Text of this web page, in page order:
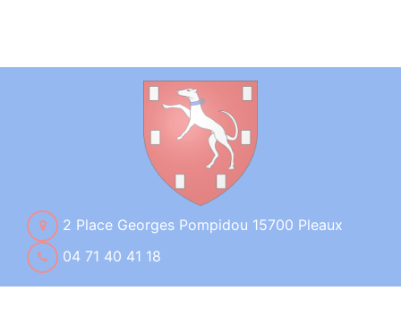
2 Place Georges Pompidou 15700 Pleaux
04 71 40 41 18